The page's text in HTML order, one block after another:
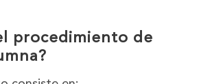
procedimiento de